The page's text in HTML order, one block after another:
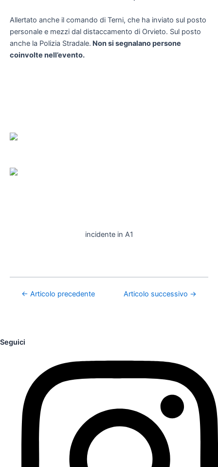
Allertato anche il comando di Terni, che ha inviato sul posto
personale e mezzi dal distaccamento di Orvieto. Sul posto
anche la Polizia Stradale. Non si segnalano persone
coinvolte nell’evento.
incidente in A1
← Articolo precedente Articolo successivo →
Seguici